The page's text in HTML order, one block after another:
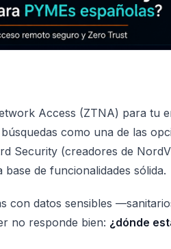
Access (ZTNA) para tu
como una de las
Security (creadores de
de funcionalidades sólida.
con datos sensibles
no responde bien: ¿dónde